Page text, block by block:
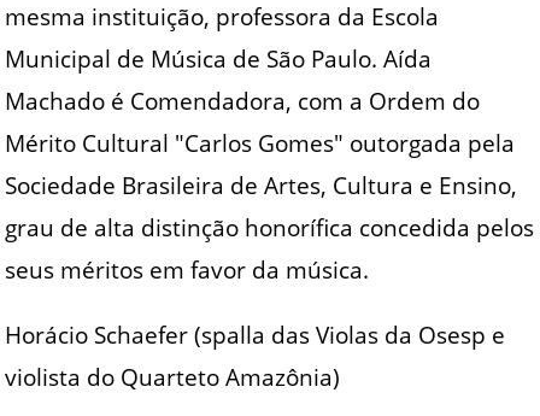
mesma instituição, professora da Escola
Municipal de Música de São Paulo. Aída
Machado é Comendadora, com a Ordem do
Mérito Cultural "Carlos Gomes" outorgada pela
Sociedade Brasileira de Artes, Cultura e Ensino,
grau de alta distinção honorífica concedida pelos
seus méritos em favor da música.
Horácio Schaefer (spalla das Violas da Osesp e
violista do Quarteto Amazônia)